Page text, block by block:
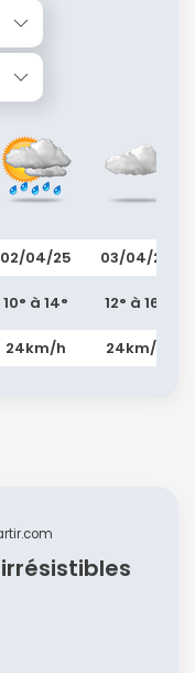
02/04/25
10° à 14°
24km/h
03/04/25
12° à 16°
24km/h